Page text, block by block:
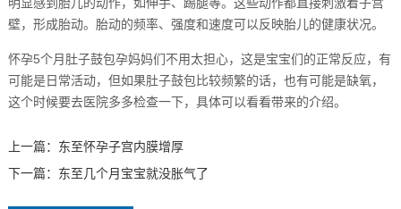
壁，形成胎动。胎动的频率、强度和速度可以反映胎儿的健康状况。
怀孕5个月肚子鼓包孕妈妈们不用太担心，这是宝宝们的正常反应，有
可能是日常活动，但如果肚子鼓包比较频繁的话，也有可能是缺氧，
这个时候要去医院多多检查一下，具体可以看看带来的介绍。
上一篇： 东至怀孕子宫内膜增厚
下一篇： 东至几个月宝宝就没胀气了